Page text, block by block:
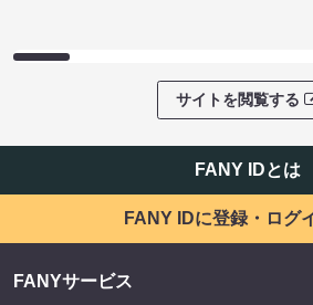
サイトを閲覧する
FANY IDとは
FANY IDに登録・ログ
FANYサービス